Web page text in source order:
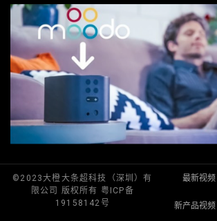
©2023大橙大条超科技（深圳）有
限公司 版权所有 粤ICP备
19158142号
最新视频
新产品视频